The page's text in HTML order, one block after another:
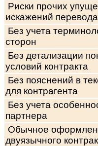
Риски прочих
искажений перевода
Без учета
сторон
Без детализации
условий контракта
Без пояснений в
для контрагента
Без учета
партнера
Обычное
двуязычного